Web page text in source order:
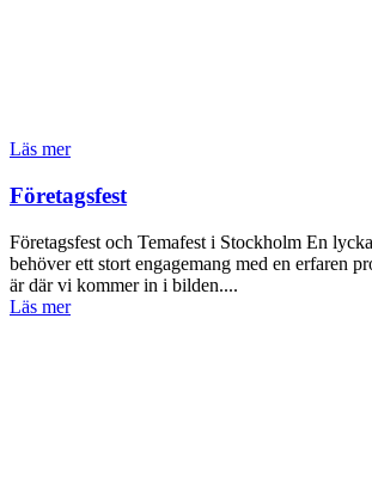
Läs mer
Företagsfest
Företagsfest och Temafest i Stockholm En
behöver ett stort engagemang med en erfaren
är där vi kommer in i bilden....
Läs mer